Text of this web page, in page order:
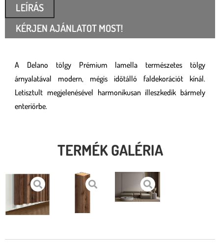
LEÍRÁS
KÉRJEN AJÁNLATOT MOST!
A Delano tölgy Prémium lamella természetes tölgy
árnyalatával modern, mégis időtálló faldekorációt kínál.
Letisztult megjelenésével harmonikusan illeszkedik bármely
enteriőrbe.
TERMÉK GALÉRIA